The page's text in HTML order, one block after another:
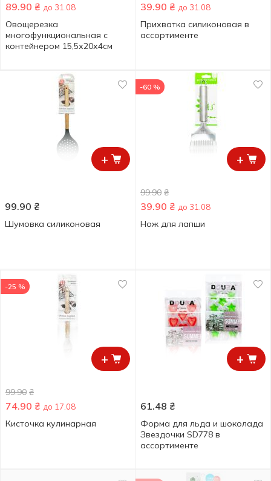
89.90 ₴ до 31.08
Овощерезка
многофункциональная с
контейнером 15,5х20х4см
39.90 ₴ до 31.08
Прихватка силиконовая в
ассортименте
+
99.90 ₴
Шумовка силиконовая
+
-60 %
99.90 ₴
39.90 ₴ до 31.08
Нож для лапши
+
-25 %
99.90 ₴
74.90 ₴ до 17.08
Кисточка кулинарная
+
61.48 ₴
Форма для льда и шоколада
Звездочки SD778 в
ассортименте